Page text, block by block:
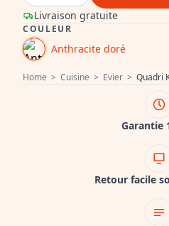
Home > Cuisine > Evier > Quadri Kendal Set avec Robinet
Livraison gratuite
COULEUR
Anthracite doré
Garantie
Retour facile